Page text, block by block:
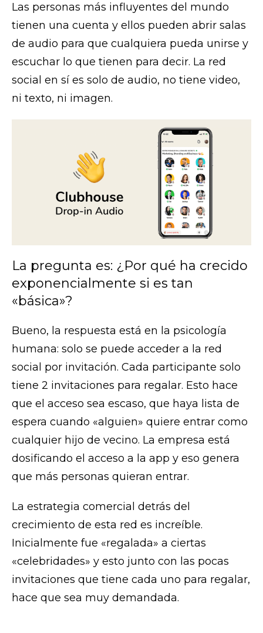
Las personas más influyentes del mundo
tienen una cuenta y ellos pueden abrir salas
de audio para que cualquiera pueda unirse y
escuchar lo que tienen para decir. La red
social en sí es solo de audio, no tiene video,
ni texto, ni imagen.
La pregunta es: ¿Por qué ha crecido
exponencialmente si es tan
«básica»?
Bueno, la respuesta está en la psicología
humana: solo se puede acceder a la red
social por invitación. Cada participante solo
tiene 2 invitaciones para regalar. Esto hace
que el acceso sea escaso, que haya lista de
espera cuando «alguien» quiere entrar como
cualquier hijo de vecino. La empresa está
dosificando el acceso a la app y eso genera
que más personas quieran entrar.
La estrategia comercial detrás del
crecimiento de esta red es increíble.
Inicialmente fue «regalada» a ciertas
«celebridades» y esto junto con las pocas
invitaciones que tiene cada uno para regalar,
hace que sea muy demandada.